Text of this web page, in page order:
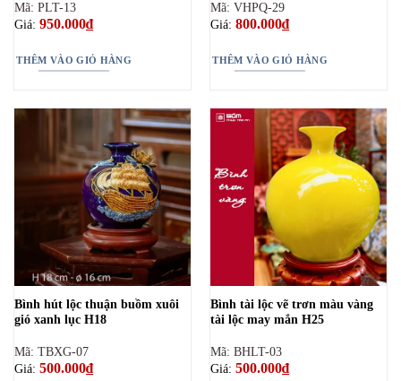
Mã: PLT-13
Giá: 950.000₫
THÊM VÀO GIỎ HÀNG
Mã: VHPQ-29
Giá: 800.000₫
THÊM VÀO GIỎ HÀNG
Bình hút lộc thuận buồm xuôi
gió xanh lục H18
Mã: TBXG-07
Giá: 500.000₫
Bình tài lộc vẽ trơn màu vàng
tài lộc may mắn H25
Mã: BHLT-03
Giá: 500.000₫